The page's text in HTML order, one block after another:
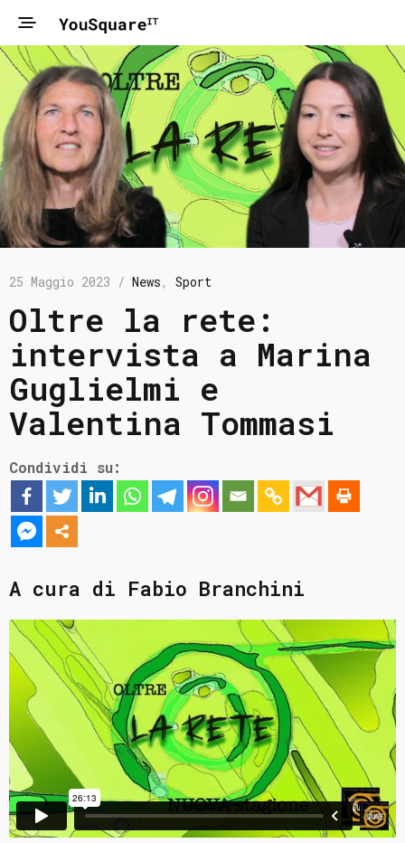
25 Maggio 2023 / News, Sport
Oltre la rete:
intervista a Marina
Guglielmi e
Valentina Tommasi
Condividi su:
A cura di Fabio Branchini